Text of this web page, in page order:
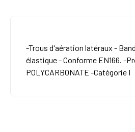
-Trous d'aération latéraux -
élastique - Conforme EN166. -
POLYCARBONATE -Catégorie I